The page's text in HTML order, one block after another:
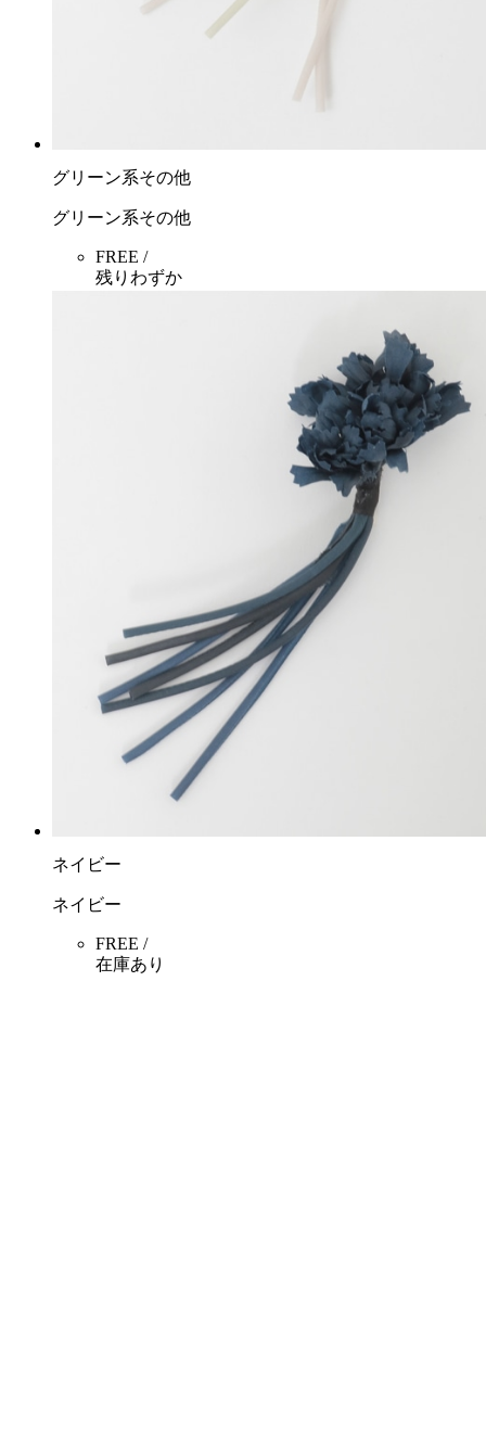
グリーン系その他
グリーン系その他
FREE /
残りわずか
ネイビー
ネイビー
FREE /
在庫あり